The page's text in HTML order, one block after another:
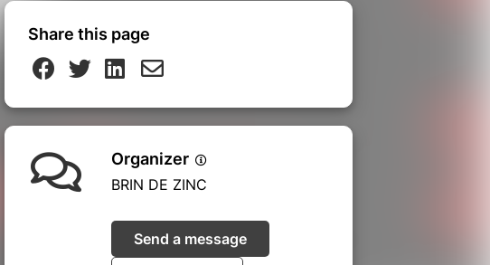
Share this page
Organizer
BRIN DE ZINC
Send a message